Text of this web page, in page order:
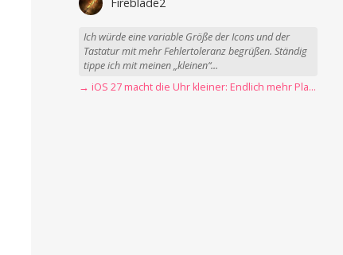
Ich würde eine variable Größe der Icons und der
Tastatur mit mehr Fehlertoleranz begrüßen. Ständig
tippe ich mit meinen „kleinen“...